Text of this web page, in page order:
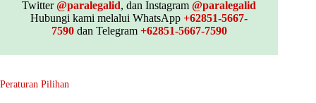
Twitter@paralegalid, dan Instagram@paralegalid
Hubungi kami melalui WhatsApp+62851-5667-
7590dan Telegram +62851-5667-7590
Peraturan Pilihan